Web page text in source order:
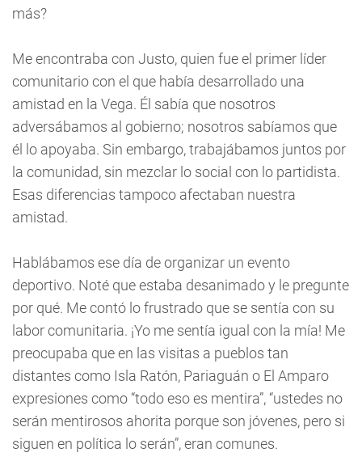
más?
Me encontraba con Justo, quien fue el primer líder
comunitario con el que había desarrollado una
amistad en la Vega. Él sabía que nosotros
adversábamos al gobierno; nosotros sabíamos que
él lo apoyaba. Sin embargo, trabajábamos juntos por
la comunidad, sin mezclar lo social con lo partidista.
Esas diferencias tampoco afectaban nuestra
amistad.
Hablábamos ese día de organizar un evento
deportivo. Noté que estaba desanimado y le pregunte
por qué. Me contó lo frustrado que se sentía con su
labor comunitaria. ¡Yo me sentía igual con la mía! Me
preocupaba que en las visitas a pueblos tan
distantes como Isla Ratón, Pariaguán o El Amparo
expresiones como “todo eso es mentira”, “ustedes no
serán mentirosos ahorita porque son jóvenes, pero si
siguen en política lo serán”, eran comunes.